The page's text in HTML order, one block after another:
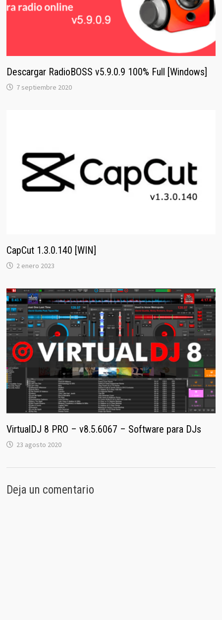
Descargar RadioBOSS v5.9.0.9 100% Full [Windows]
7 septiembre 2020
CapCut 1.3.0.140 [WIN]
2 enero 2023
VirtualDJ 8 PRO – v8.5.6067 – Software para DJs
23 agosto 2020
Deja un comentario